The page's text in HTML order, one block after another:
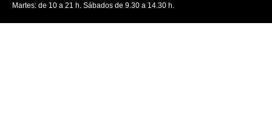
Martes: de 10 a 21 h. Sábados de 9.30 a 14.30 h.